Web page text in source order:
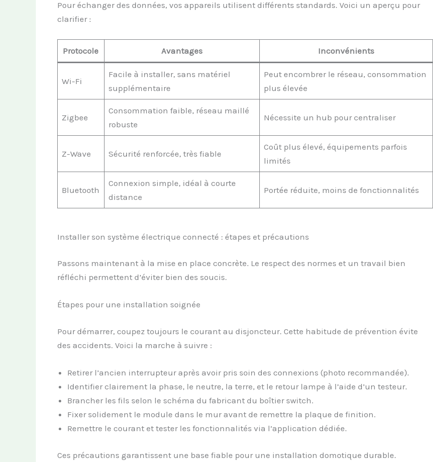
Pour échanger des données, vos appareils utilisent différents standards. Voici un aperçu pour
clarifier :
Protocole Avantages Inconvénients
Wi-Fi
Facile à installer, sans matériel
supplémentaire
Peut encombrer le réseau, consommation
plus élevée
Zigbee
Consommation faible, réseau maillé
robuste
Nécessite un hub pour centraliser
Z-Wave Sécurité renforcée, très fiable
Coût plus élevé, équipements parfois
limités
Bluetooth
Connexion simple, idéal à courte
distance
Portée réduite, moins de fonctionnalités
Installer son système électrique connecté : étapes et précautions
Passons maintenant à la mise en place concrète. Le respect des normes et un travail bien
réfléchi permettent d’éviter bien des soucis.
Étapes pour une installation soignée
Pour démarrer, coupez toujours le courant au disjoncteur. Cette habitude de prévention évite
des accidents. Voici la marche à suivre :
Retirer l’ancien interrupteur après avoir pris soin des connexions (photo recommandée).
Identifier clairement la phase, le neutre, la terre, et le retour lampe à l’aide d’un testeur.
Brancher les fils selon le schéma du fabricant du boîtier switch.
Fixer solidement le module dans le mur avant de remettre la plaque de finition.
Remettre le courant et tester les fonctionnalités via l’application dédiée.
Ces précautions garantissent une base fiable pour une installation domotique durable.